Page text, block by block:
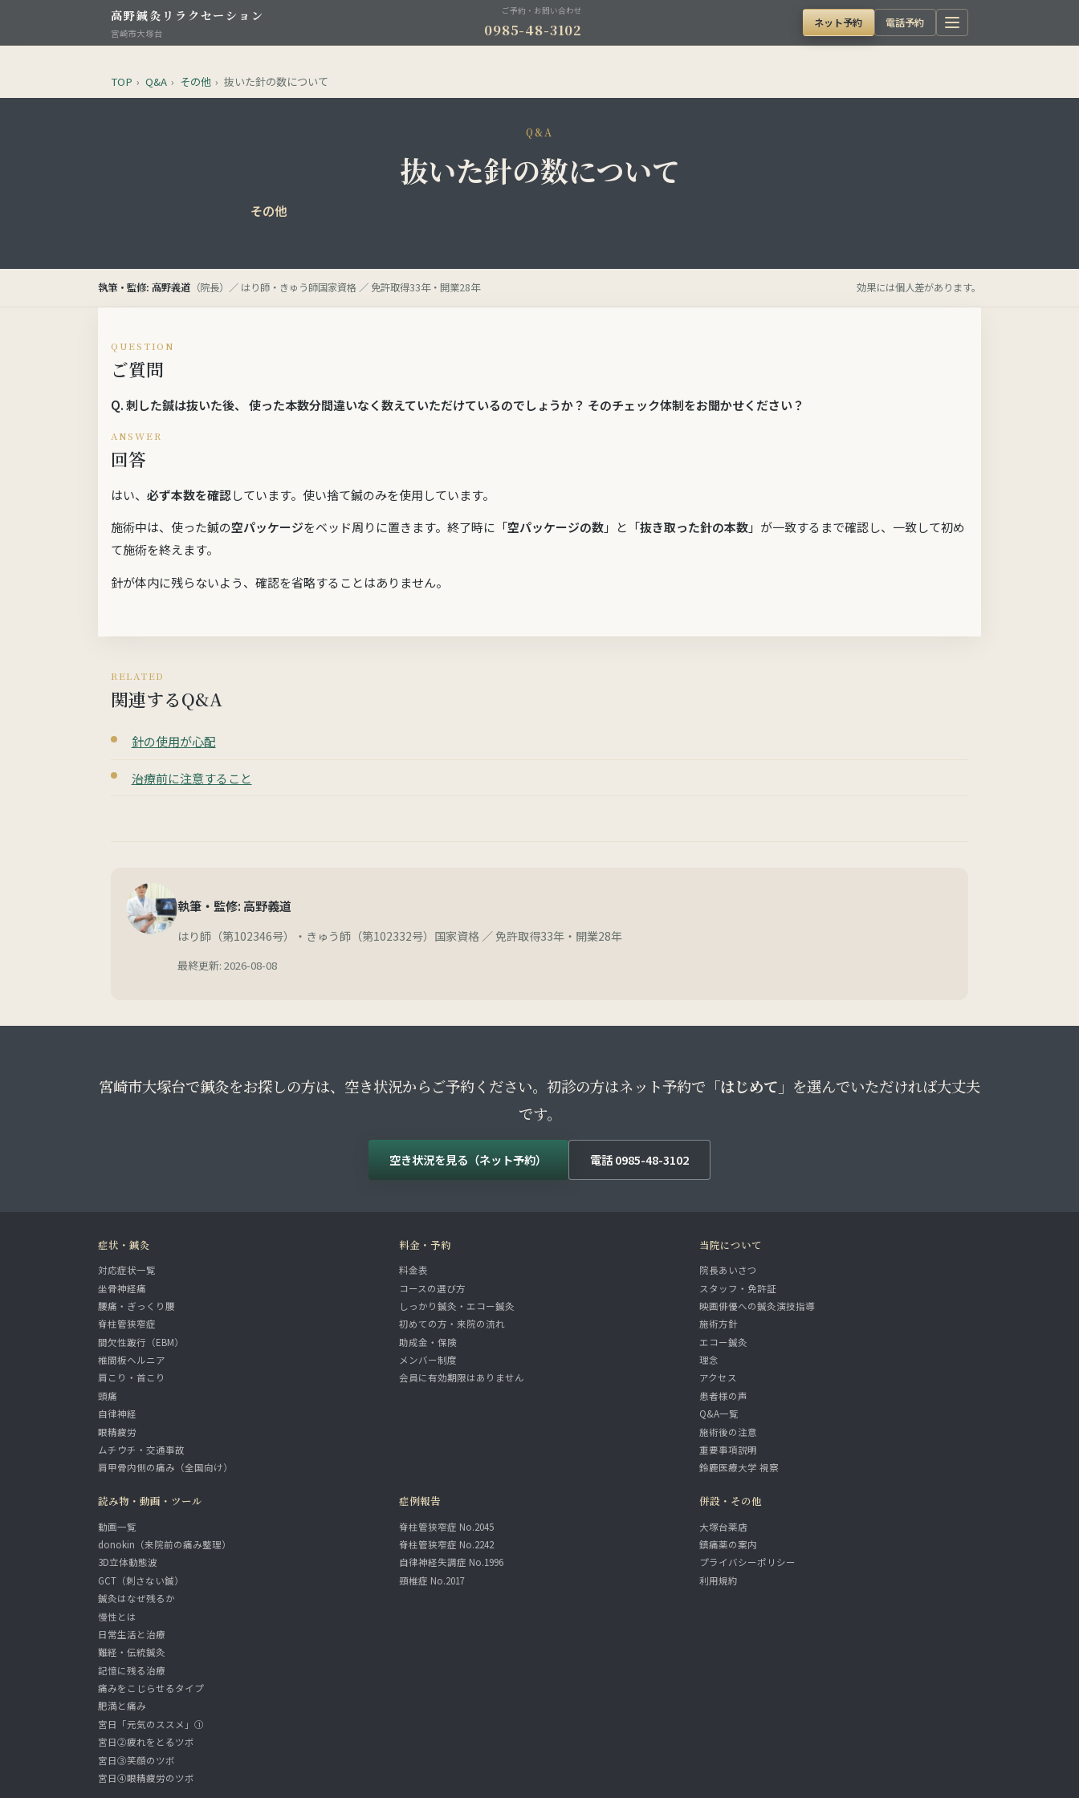
高野鍼灸リラクセーション
宮崎市大塚台
ご予約・お問い合わせ
0985-48-3102 ネット予約 電話予約
TOP › Q&A › その他 › 抜いた針の数について
Q&A
抜いた針の数について
その他
執筆・監修: 高野義道 （院長）／ はり師・きゅう師国家資格 ／ 免許取得33年・開業28年 効果には個人差があります。
QUESTION
ご質問
Q.刺した鍼は抜いた後、 使った本数分間違いなく数えていただけているのでしょうか？ そのチェック体制をお聞かせください？
ANSWER
回答
はい、 必ず本数を確認しています。使い捨て鍼のみを使用しています。
施術中は、使った鍼の空パッケージをベッド周りに置きます。終了時に「空パッケージの数」と「抜き取った針の本数」が一致するまで確認し、一致して初め
て施術を終えます。
針が体内に残らないよう、確認を省略することはありません。
RELATED
関連するQ&A
針の使用が心配
治療前に注意すること
執筆・監修: 高野義道
はり師（第102346号）・きゅう師（第102332号）国家資格 ／ 免許取得33年・開業28年
最終更新: 2026-08-08
宮崎市大塚台で鍼灸をお探しの方は、空き状況からご予約ください。初診の方はネット予約で 「はじめて」 を選んでいただければ大丈夫
です。
空き状況を見る（ネット予約） 電話 0985-48-3102
症状・鍼灸
対応症状一覧
坐骨神経痛
腰痛・ぎっくり腰
脊柱管狭窄症
間欠性跛行（EBM）
椎間板ヘルニア
肩こり・首こり
頭痛
自律神経
眼精疲労
ムチウチ・交通事故
肩甲骨内側の痛み（全国向け）
料金・予約
料金表
コースの選び方
しっかり鍼灸・エコー鍼灸
初めての方・来院の流れ
助成金・保険
メンバー制度
会員に有効期限はありません
当院について
院長あいさつ
スタッフ・免許証
映画俳優への鍼灸演技指導
施術方針
エコー鍼灸
理念
アクセス
患者様の声
Q&A一覧
施術後の注意
重要事項説明
鈴鹿医療大学 視察
読み物・動画・ツール
動画一覧
donokin（来院前の痛み整理）
3D立体動態波
GCT（刺さない鍼）
鍼灸はなぜ残るか
慢性とは
日常生活と治療
難経・伝統鍼灸
記憶に残る治療
痛みをこじらせるタイプ
肥満と痛み
宮日「元気のススメ」①
宮日②疲れをとるツボ
宮日③笑顔のツボ
宮日④眼精疲労のツボ
症例報告
脊柱管狭窄症 No.2045
脊柱管狭窄症 No.2242
自律神経失調症 No.1996
頸椎症 No.2017
併設・その他
大塚台薬店
鎮痛薬の案内
プライバシーポリシー
利用規約